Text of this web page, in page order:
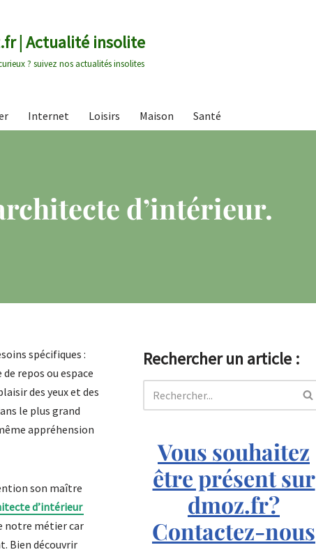
| Actualité insolite
? suivez nos actualités insolites
Internet Loisirs Maison Santé
d’intérieur.
spécifiques :
repos ou espace
des yeux et des
le plus grand
appréhension
son maître
d’intérieur
notre métier car
Bien découvrir
Rechercher un article :
Vous souhaitez
être présent sur
dmoz.fr?
Contactez-nous